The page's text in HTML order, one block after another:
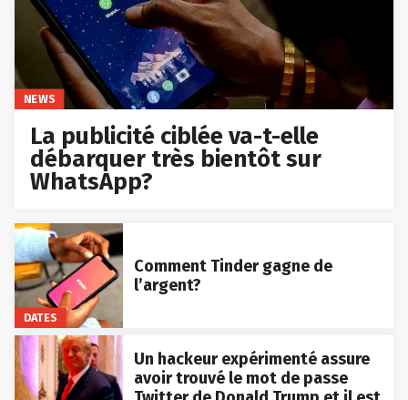
NEWS
La publicité ciblée va-t-elle
débarquer très bientôt sur
WhatsApp?
DATES
Comment Tinder gagne de
l’argent?
Un hackeur expérimenté assure
avoir trouvé le mot de passe